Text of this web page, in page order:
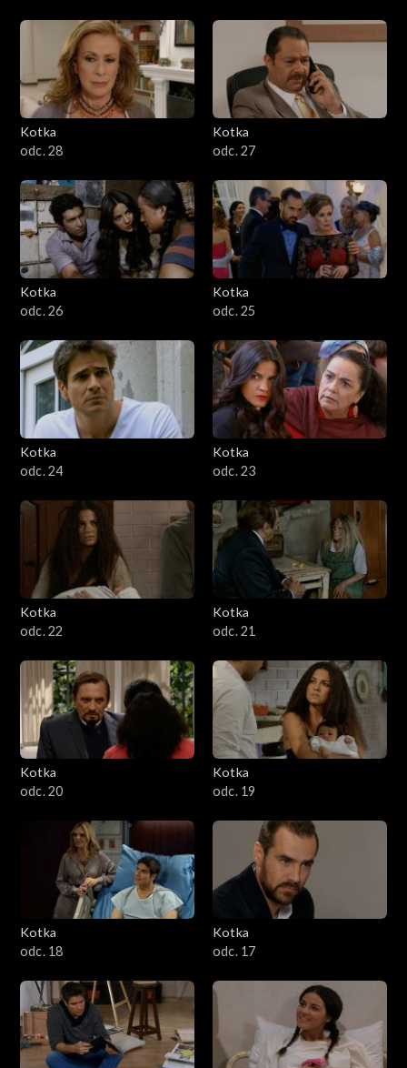
Kotka
odc. 28
Kotka
odc. 27
Kotka
odc. 26
Kotka
odc. 25
Kotka
odc. 24
Kotka
odc. 23
Kotka
odc. 22
Kotka
odc. 21
Kotka
odc. 20
Kotka
odc. 19
Kotka
odc. 18
Kotka
odc. 17